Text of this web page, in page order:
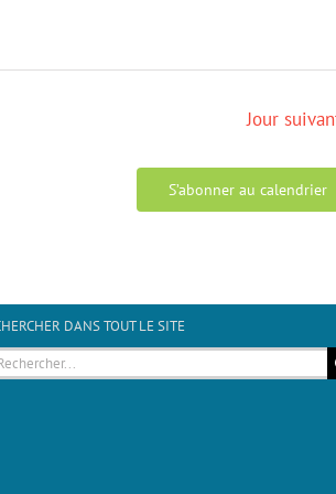
Jour
S’abonner au calendrier
DANS TOUT LE SITE